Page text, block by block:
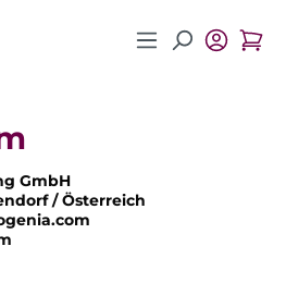
GmbH
/ Österreich